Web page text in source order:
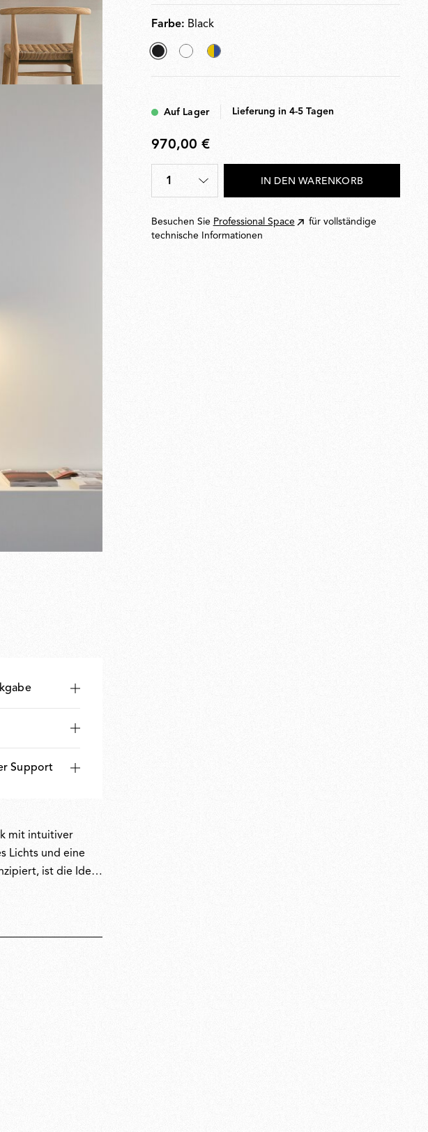
Reihen
Farbe: Black
Auf Lager Lieferung in 4-5 Tagen
970,00
€
970,00 €
Menge*
1 IN DEN WARENKORB
Besuchen Sie Professional Space
für vollständige
technische Informationen
Support
mit intuitiver
Lichts und eine
ist die Idee
das